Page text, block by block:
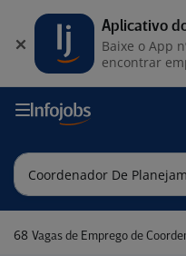
68 Vagas de Emprego de Coordenador
Aplicativo
Baixe o App
encontrar